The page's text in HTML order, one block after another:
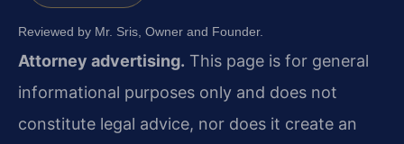
Reviewed by Mr. Sris, Owner and Founder.
Attorney advertising. This page is for general
informational purposes only and does not
constitute legal advice, nor does it create an